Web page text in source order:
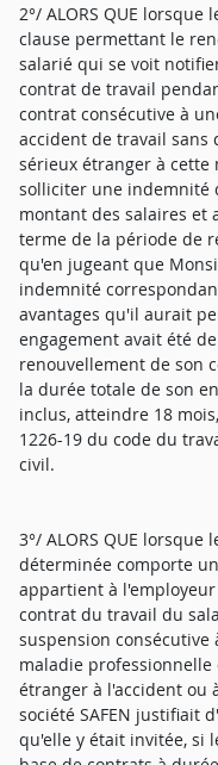
2°/ ALORS QUE
clause permettant le
salarié qui se voit
contrat de travail
contrat consécutive à
accident de travail
sérieux étranger à cette
solliciter une indemnité
montant des salaires et
terme de la période de
qu'en jugeant que
indemnité
avantages qu'il aurait
engagement avait été
renouvellement de son
la durée totale de son
inclus, atteindre 18
1226-19 du code du
civil.
3°/ ALORS QUE
déterminée comporte
appartient à
contrat du travail du
suspension
maladie
étranger à l'accident ou
société SAFEN justifiait
qu'elle y était invitée, si